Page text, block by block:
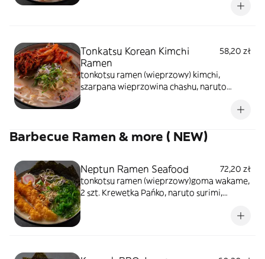
Tonkatsu Korean Kimchi
Ramen
58,20 zł
tonkotsu ramen (wieprzowy) kimchi,
szarpana wieprzowina chashu, naruto
rzepa marynowana, nitki tykwy, szczypiorek,
prażone
Barbecue Ramen & more ( NEW)
Neptun Ramen Seafood
72,20 zł
tonkotsu ramen (wieprzowy)goma wakame,
2 szt. Krewetka Pańko, naruto surimi,
marynowana, nitki tykwy, szczypiorek, kiełki